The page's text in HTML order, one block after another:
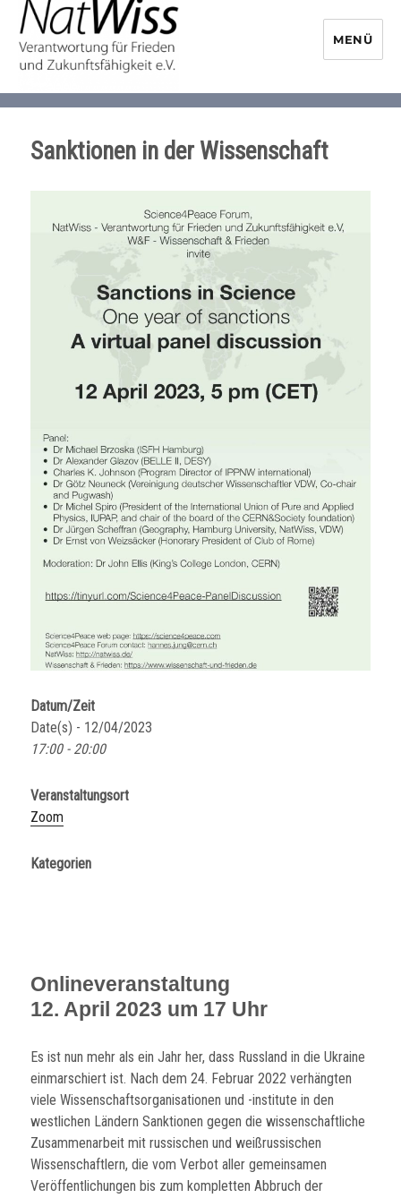
Initiative
MENÜ
Sanktionen in der Wissenschaft
Datum/Zeit
Date(s) - 12/04/2023
17:00 - 20:00
Veranstaltungsort
Zoom
Kategorien
Onlineveranstaltung
12. April 2023 um 17 Uhr
Es ist nun mehr als ein Jahr her, dass Russland in die Ukraine
einmarschiert ist. Nach dem 24. Februar 2022 verhängten
viele Wissenschaftsorganisationen und -institute in den
westlichen Ländern Sanktionen gegen die wissenschaftliche
Zusammenarbeit mit russischen und weißrussischen
Wissenschaftlern, die vom Verbot aller gemeinsamen
Veröffentlichungen bis zum kompletten Abbruch der